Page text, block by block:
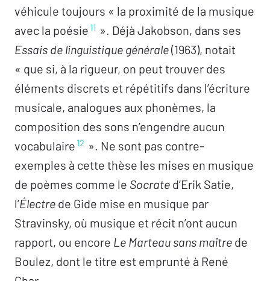
véhicule toujours « la proximité de la musique
avec la poésie 11 ». Déjà Jakobson, dans ses
Essais de linguistique générale(1963), notait
« que si, à la rigueur, on peut trouver des
éléments discrets et répétitifs dans l’écriture
musicale, analogues aux phonèmes, la
composition des sons n’engendre aucun
vocabulaire 12 ». Ne sont pas contre-
exemples à cette thèse les mises en musique
de poèmes comme le Socrate d’Erik Satie,
l’Électre de Gide mise en musique par
Stravinsky, où musique et récit n’ont aucun
rapport, ou encore Le Marteau sans maître de
Boulez, dont le titre est emprunté à René